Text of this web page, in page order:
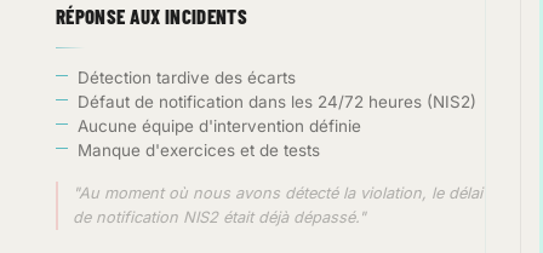
RÉPONSE AUX INCIDENTS
Détection tardive des écarts
Défaut de notification dans les 24/72 heures (NIS2)
Aucune équipe d'intervention définie
Manque d'exercices et de tests
"Au moment où nous avons détecté la violation, le délai
de notification NIS2 était déjà dépassé."